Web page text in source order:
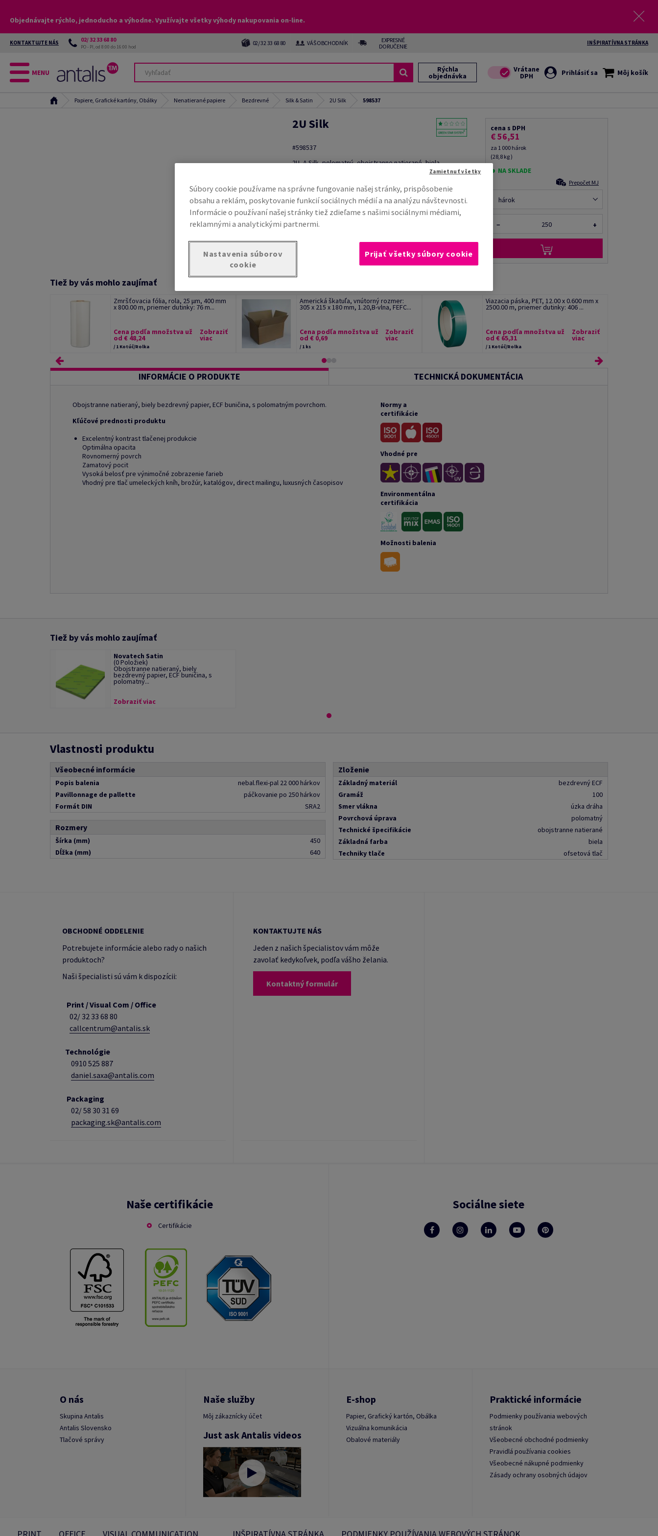
Objednávajte rýchlo, jednoducho a výhodne. Využívajte všetky výhody nakupovania on-line.
KONTAKTUJTE NÁS 02/ 32 33 68 80
PO - PI, od 8:00 do 16:00 hod 02/ 32 33 68 80 VÁŠ OBCHODNÍK
EXPRESNÉ
DORUČENIE
INŠPIRATÍVNA STRÁNKA
MENU Rýchla
objednávka Prihlásiť sa Môj košík
Papiere, Grafické kartóny, Obálky Nenatierané papiere Bezdrevné Silk & Satin 2U Silk 598537
2U Silk
#598537
2U, A Silk, polomatný, obojstranne natierané, biela,
bezdrevný ECF, 100g/m2, 450mm x 640mm, SRA2, ÚD,
% PEFC Certified
Kompletný popis
E-mail kolegovi
cena s DPH
€ 56,51
za 1 000 hárok
(28,8 kg )
NA SKLADE
Prepočet MJ
hárok
− +
Tiež by vás mohlo zaujímať
Zmršťovacia fólia, rola, 25 µm, 400 mm
x 800.00 m, priemer dutinky: 76 m...
Cena podľa množstva už
od € 48,24
/ 1 Kotúč/Rolka
Zobraziť
viac
Americká škatuľa, vnútorný rozmer:
305 x 215 x 180 mm, 1.20,B-vlna, FEFC...
Cena podľa množstva už
od € 0,69
/ 1 ks
Zobraziť
viac
Viazacia páska, PET, 12.00 x 0.600 mm x
2500.00 m, priemer dutinky: 406 ...
Cena podľa množstva už
od € 65,31
/ 1 Kotúč/Rolka
Zobraziť
viac
INFORMÁCIE O PRODUKTE TECHNICKÁ DOKUMENTÁCIA
Obojstranne natieraný, biely bezdrevný papier, ECF buničina, s polomatným povrchom.
Kľúčové prednosti produktu
Excelentný kontrast tlačenej produkcie
Optimálna opacita
Rovnomerný povrch
Zamatový pocit
Vysoká belosť pre výnimočné zobrazenie farieb
Vhodný pre tlač umeleckých kníh, brožúr, katalógov, direct mailingu, luxusných časopisov
Normy a
certifikácie
Vhodné pre
Environmentálna
certifikácia
Možnosti balenia
Tiež by vás mohlo zaujímať
Novatech Satin
(0 Položiek)
Obojstranne natieraný, biely
bezdrevný papier, ECF buničina, s
polomatný...
Zobraziť viac
Vlastnosti produktu
Všeobecné informácie
Popis balenia
nebal.flexi-pal 22 000 hárkov
Pavillonnage de pallette
páčkovanie po 250 hárkov
Formát DIN
SRA2
Rozmery
Šírka (mm)
450
Dĺžka (mm)
640
Zloženie
Základný materiál
bezdrevný ECF
Gramáž
100
Smer vlákna
úzka dráha
Povrchová úprava
polomatný
Technické špecifikácie
obojstranne natierané
Základná farba
biela
Techniky tlače
ofsetová tlač
OBCHODNÉ ODDELENIE
Potrebujete informácie alebo rady o našich
produktoch?
Naši špecialisti sú vám k dispozícii:
Print / Visual Com / Office
02/ 32 33 68 80
callcentrum@antalis.sk
Technológie
0910 525 887
daniel.saxa@antalis.com
Packaging
02/58 30 31 69
packaging.sk@antalis.com
KONTAKTUJTE NÁS
Jeden z našich špecialistov vám môže
zavolať kedykoľvek, podľa vášho želania.
Kontaktný formulár
Naše certifikácie
Certifikácie
Sociálne siete
O nás
Skupina Antalis
Antalis Slovensko
Tlačové správy
Naše služby
Môj zákaznícky účet
Just ask Antalis videos
E-shop
Papier, Grafický kartón, Obálka
Vizuálna komunikácia
Obalové materiály
Praktické informácie
Podmienky používania webových
stránok
Všeobecné obchodné podmienky
Pravidlá používania cookies
Všeobecné nákupné podmienky
Zásady ochrany osobných údajov
Súbory cookie používame na správne fungovanie našej stránky, prispôsobenie
obsahu a reklám, poskytovanie funkcií sociálnych médií a na analýzu návštevnosti.
Informácie o používaní našej stránky tiež zdieľame s našimi sociálnymi médiami,
reklamnými a analytickými partnermi.
Nastavenia súborov
cookie
Zamietnuť všetky
Prijať všetky súbory cookie